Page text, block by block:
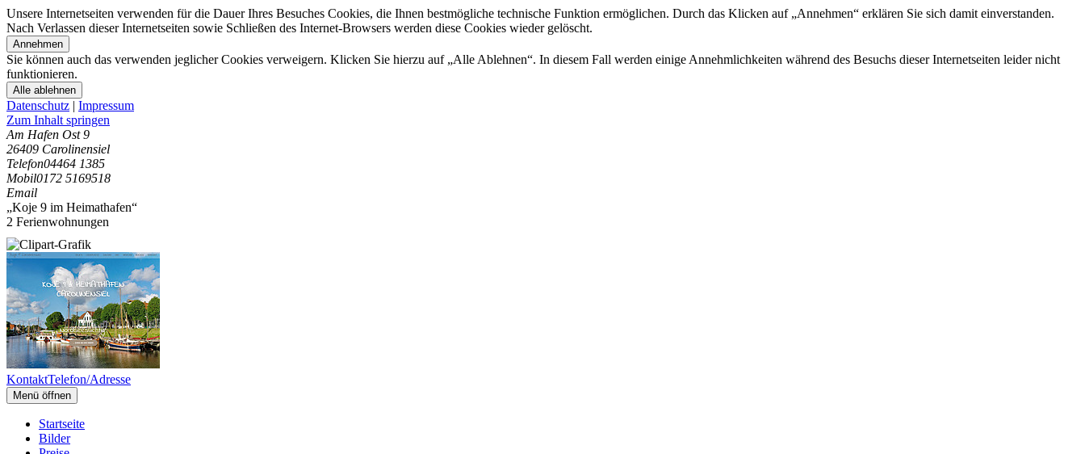
Unsere Internetseiten verwenden für die Dauer Ihres Besuches Cookies, die Ihnen bestmögliche technische Funktion ermöglichen. Durch das Klicken auf „Annehmen“ erklären Sie sich damit einverstanden.
Nach Verlassen dieser Internetseiten sowie Schließen des Internet-Browsers werden diese Cookies wieder gelöscht.
Annehmen
Sie können auch das verwenden jeglicher Cookies verweigern. Klicken Sie hierzu auf „Alle Ablehnen“. In diesem Fall werden einige Annehmlichkeiten während des Besuchs dieser Internetseiten leider nicht
funktionieren.
Alle ablehnen
Datenschutz | Impressum
Zum Inhalt springen
Am Hafen Ost 9
26409 Carolinensiel
Telefon04464 1385
Mobil0172 5169518
Email
„Koje 9 im Heimathafen“
2 Ferienwohnungen
KontaktTelefon/Adresse
Menü öffnen
Startseite
Bilder